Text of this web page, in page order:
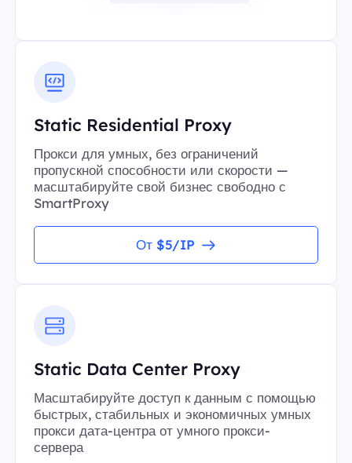
Static Residential Proxy
Прокси для умных, без ограничений
пропускной способности или скорости —
масштабируйте свой бизнес свободно с
SmartProxy
От $5/IP
Static Data Center Proxy
Масштабируйте доступ к данным с помощью
быстрых, стабильных и экономичных умных
прокси дата-центра от умного прокси-
сервера